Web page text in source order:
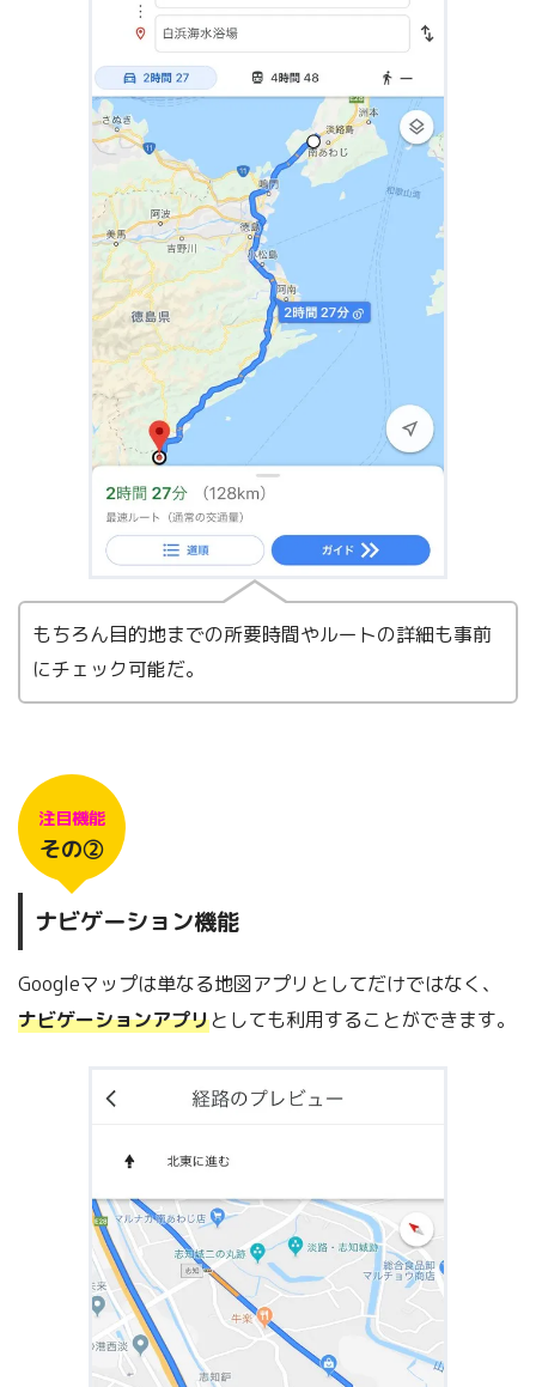
もちろん目的地までの所要時間やルートの詳細も事前
にチェック可能だ。
注目機能
その②
ナビゲーション機能
Googleマップは単なる地図アプリとしてだけではなく、
ナビゲーションアプリとしても利用することができます。